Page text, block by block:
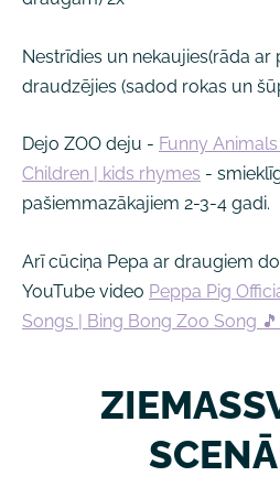
Nestrīdies un nekaujies(rāda ar
draudzējies (sadod rokas un
Dejo ZOO deju - Funny
Children | kids rhymes -
pašiemmazākajiem 2-3-4 gadi.
Arī cūciņa Pepa ar draugiem
YouTube video Peppa Pig
Songs | Bing Bong Zoo Song